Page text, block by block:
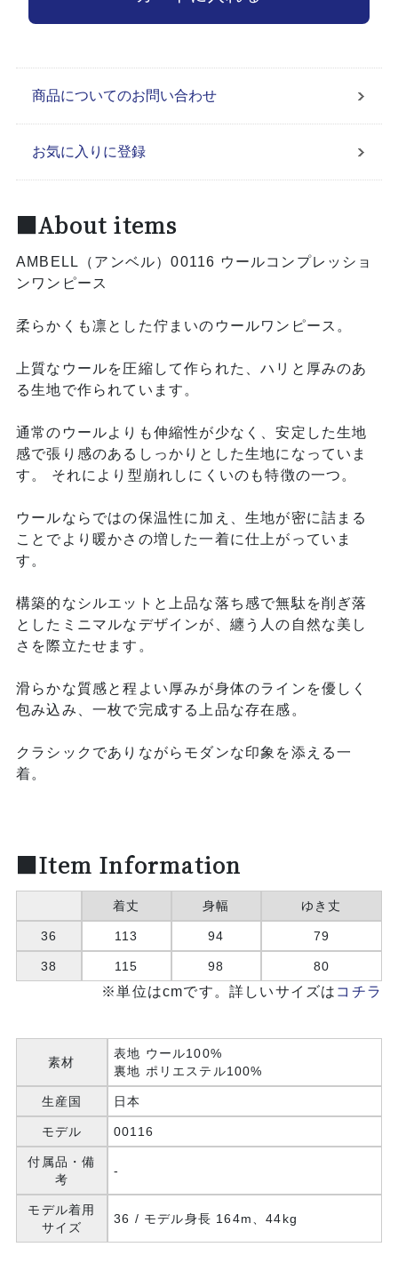
商品についてのお問い合わせ
お気に入りに登録
■About items
AMBELL（アンベル）00116 ウールコンプレッショ
ンワンピース
柔らかくも凛とした佇まいのウールワンピース。
上質なウールを圧縮して作られた、ハリと厚みのあ
る生地で作られています。
通常のウールよりも伸縮性が少なく、安定した生地
感で張り感のあるしっかりとした生地になっていま
す。 それにより型崩れしにくいのも特徴の一つ。
ウールならではの保温性に加え、生地が密に詰まる
ことでより暖かさの増した一着に仕上がっていま
す。
構築的なシルエットと上品な落ち感で無駄を削ぎ落
としたミニマルなデザインが、纏う人の自然な美し
さを際立たせます。
滑らかな質感と程よい厚みが身体のラインを優しく
包み込み、一枚で完成する上品な存在感。
クラシックでありながらモダンな印象を添える一
着。
■Item Information
着丈 身幅 ゆき丈
36 113 94 79
38 115 98 80
※単位はcmです。詳しいサイズは コチラ
素材
表地 ウール100%
裏地 ポリエステル100%
生産国 日本
モデル 00116
付属品・備
考
-
モデル着用
サイズ
36 / モデル身長 164m、44kg